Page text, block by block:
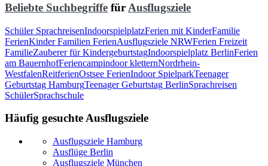
Beliebte Suchbegriffe für Ausflugsziele
Schüler SprachreisenIndoorspielplatzFerien mit KinderFamilie
FerienKinder Familien FerienAusflugsziele NRWFerien Freizeit
FamilieZauberer für KindergeburtstagIndoorspielplatz BerlinFerien
am BauernhofFeriencampindoor kletternNordrhein-
WestfalenReitferienOstsee FerienIndoor SpielparkTeenager
Geburtstag HamburgTeenager Geburtstag BerlinSprachreisen
SchülerSprachschule
Häufig gesuchte Ausflugsziele
Ausflugsziele Hamburg
Ausflüge Berlin
Ausflugsziele München